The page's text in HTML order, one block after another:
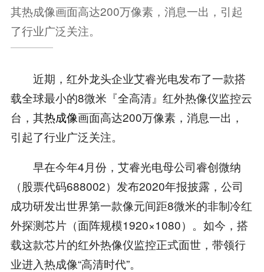
其热成像画面高达200万像素，消息一出，引起
了行业广泛关注。
近期，红外龙头企业艾睿光电发布了一款搭
载全球最小的8微米『全高清』红外热像仪监控云
台，其热成像画面高达200万像素，消息一出，
引起了行业广泛关注。
早在今年4月份，艾睿光电母公司睿创微纳
（股票代码688002）发布2020年报披露，公司
成功研发出世界第一款像元间距8微米的非制冷红
外探测芯片（面阵规模1920×1080）。如今，搭
载这款芯片的红外热像仪监控正式面世，带领行
业进入热成像“高清时代”。